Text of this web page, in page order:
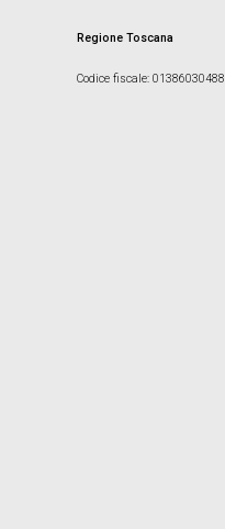
Regione Toscana
Codice fiscale: 01386030488